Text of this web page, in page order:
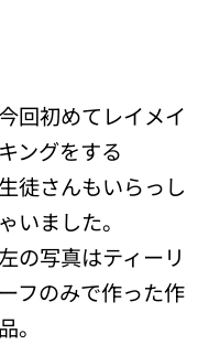
今回初めてレイメイ
キングをする
生徒さんもいらっし
ゃいました。
の写真はティーリ
ーフのみで作った作
品。